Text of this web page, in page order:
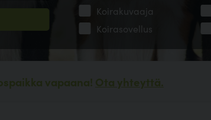
Koirakuvaaja
Koirasovellus
vapaana! Ota yhteyttä.